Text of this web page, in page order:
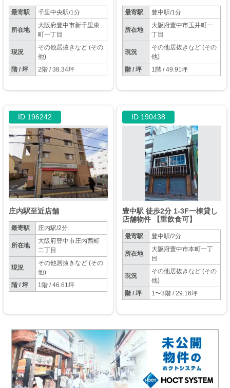
最寄駅 千里中央駅/1分
所在地
大阪府豊中市新千里東
町一丁目
現況
その他居抜きなど (その
他)
階 / 坪
2階 / 38.34坪
最寄駅 豊中駅/1分
所在地
大阪府豊中市玉井町一
丁目
現況
その他居抜きなど (その
他)
階 / 坪
1階 / 49.91坪
ID 196242
庄内駅至近店舗
最寄駅 庄内駅/2分
所在地
大阪府豊中市庄内西町
二丁目
現況
その他居抜きなど (その
他)
階 / 坪
1階 / 46.61坪
ID 190438
豊中駅 徒歩2分 1-3F一棟貸し
店舗物件 【重飲食可】
最寄駅 豊中駅/2分
所在地
大阪府豊中市本町一丁
目
現況
その他居抜きなど (その
他)
階 / 坪
1〜3階 / 29.16坪